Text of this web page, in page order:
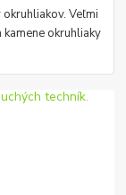
Veľmi
okruhliaky